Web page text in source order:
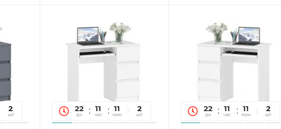
45
сек
2
шт
22
дн
11
час
11
мин
45
сек
2
шт
22
дн
11
час
11
мин
45
сек
2
шт